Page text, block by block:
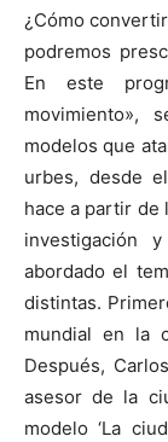
¿Cómo
podremos
En este
movimiento»,
modelos que
urbes, desde
hace a partir de
investigación
abordado el
distintas.
mundial en la
Después,
asesor de la
modelo ‘La